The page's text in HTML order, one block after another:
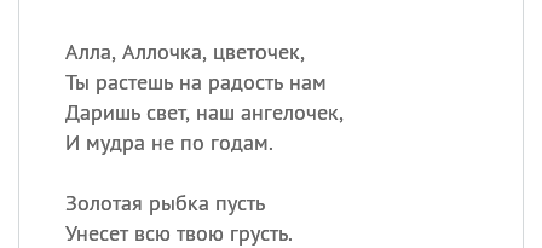
Алла, Аллочка, цветочек,
Ты растешь на радость нам
Даришь свет, наш ангелочек,
И мудра не по годам.
Золотая рыбка пусть
Унесет всю твою грусть.